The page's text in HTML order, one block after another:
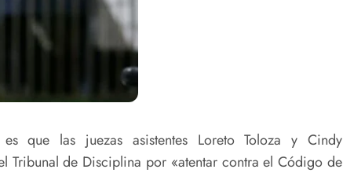
que las juezas asistentes Loreto Toloza y Cindy
Tribunal de Disciplina por «atentar contra el Código de